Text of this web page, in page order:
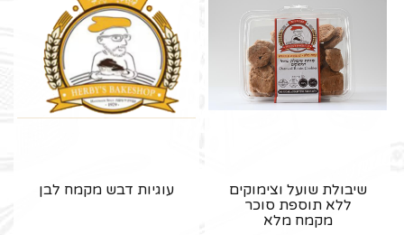
שיבולת שועל וצימוקים
ללא תוספת סוכר
מקמח מלא
עוגיות דבש מקמח לבן